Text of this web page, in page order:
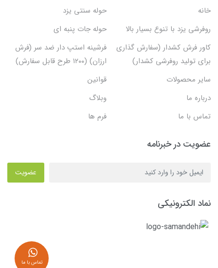
خانه
حوله سنتی یزد
روفرشی یزد با تنوع بسیار بالا
حوله جات پنبه ای
کاور فرش کشدار (سفارش گذاری
برای تولید روفرشی کشدار)
فرشینه استپ دار ضد سر (فرش
ارزان) (۱۲۰۰ طرح قابل سفارش)
سایر محصولات
قوانین
درباره ما
وبلاگ
تماس با ما
فرم ها
عضویت در خبرنامه
عضویت
نماد الکترونیکی
تماس با ما